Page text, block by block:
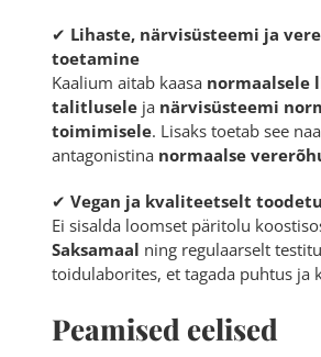
✔ Lihaste, närvisüsteemi ja
toetamine
Kaalium aitab kaasa normaalsele
talitluseleja närvisüsteemi
toimimisele. Lisaks toetab see
antagonistina normaalse
✔ Vegan ja kvaliteetselt
Ei sisalda loomset päritolu
Saksamaal ning regulaarselt
toidulaborites, et tagada puhtus ja
Peamised eelised